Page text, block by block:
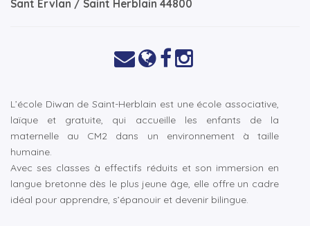
Sant Ervlan / Saint Herblain 44800
L’école Diwan de Saint-Herblain est une école associative,
laïque et gratuite, qui accueille les enfants de la
maternelle au CM2 dans un environnement à taille
humaine.
Avec ses classes à effectifs réduits et son immersion en
langue bretonne dès le plus jeune âge, elle offre un cadre
idéal pour apprendre, s’épanouir et devenir bilingue.